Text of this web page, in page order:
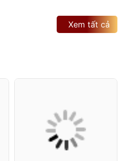
Xem tất cả